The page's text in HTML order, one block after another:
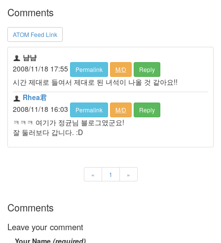
Comments
ATOM Feed Link
냠냠
2008/11/18 17:55
Permalink M/D Reply
시간 제대로 들여서 제대로 된 녀석이 나올 것 같아요!!
Rhea君
2008/11/18 16:03
Permalink M/D Reply
ㅋㅋㅋ 여기가 정균님 블로그였군요!
잘 둘러보다 갑니다. :D
« 1 »
Comments
Leave your comment
Your Name (required)